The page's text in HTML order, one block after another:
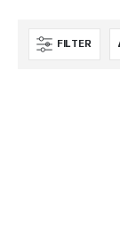
FILTER